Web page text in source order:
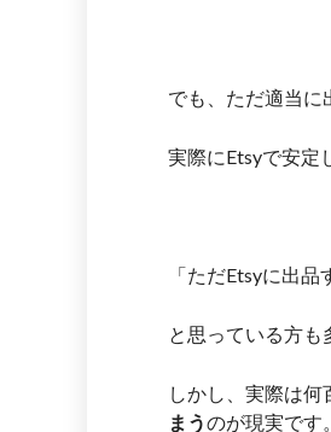
でも、ただ適当に
実際にEtsyで安定
「ただEtsyに出
と思っている方も
しかし、実際は
まうのが現実です。